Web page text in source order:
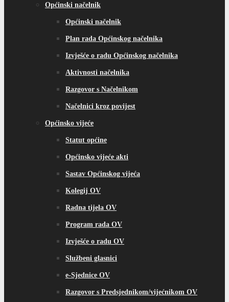
Općinski načelnik
Općinski načelnik
Plan rada Općinskog načelnika
Izvješće o radu Općinskog načelnika
Aktivnosti načelnika
Razgovor s Načelnikom
Načelnici kroz povijest
Općinsko vijeće
Statut općine
Općinsko vijeće akti
Sastav Općinskog vijeća
Kolegij OV
Radna tijela OV
Program rada OV
Izvješće o radu OV
Službeni glasnici
e-Sjednice OV
Razgovor s Predsjednikom/vijećnikom OV